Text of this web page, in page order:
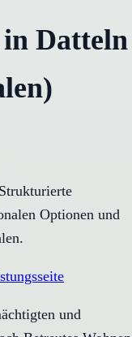
in Datteln
Optionen und
und